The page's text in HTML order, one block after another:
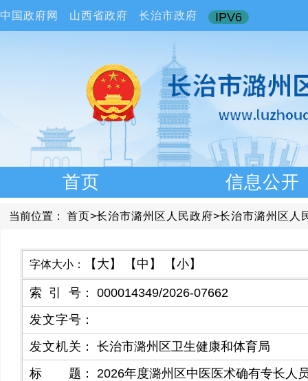
中国政府网 山西省政府 长治市政府 IPV6
首页 信息公开
当前位置： 首页>长治市潞州区人民政府>长治市潞州区人
字体大小： 【大】 【中】 【小】
索引号 ：
000014349/2026-07662
发文字号 ：
发文机关 ：
长治市潞州区卫生健康和体育局
标题 ：
2026年度潞州区中医医术确有专长人